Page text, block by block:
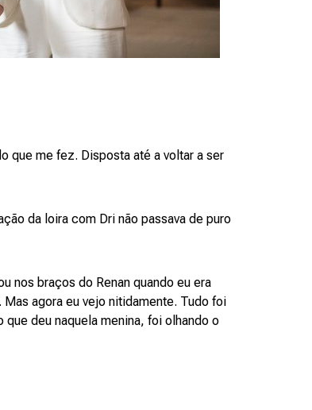
que me fez. Disposta até a voltar a ser
da loira com Dri não passava de puro
nos braços do Renan quando eu era
agora eu vejo nitidamente. Tudo foi
deu naquela menina, foi olhando o